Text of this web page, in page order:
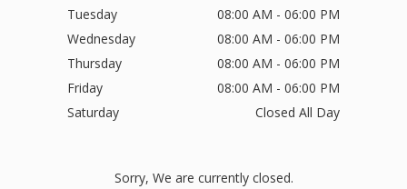
Tuesday
08:00 AM - 06:00 PM
Wednesday
08:00 AM - 06:00 PM
Thursday
08:00 AM - 06:00 PM
Friday
08:00 AM - 06:00 PM
Saturday
Closed All Day
Sorry, We are currently closed.